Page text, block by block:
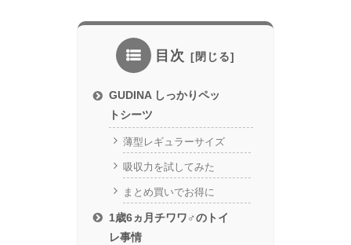
目次
GUDINA しっかりペッ
トシーツ
薄型レギュラーサイズ
吸収力を試してみた
まとめ買いでお得に
1歳6ヵ月チワワ♂のトイ
レ事情